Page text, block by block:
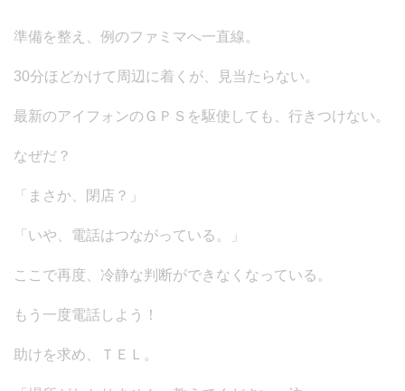
準備を整え、例のファミマへ一直線。
30分ほどかけて周辺に着くが、見当たらない。
最新のアイフォンのＧＰＳを駆使しても、行きつけない。
なぜだ？
「まさか、閉店？」
「いや、電話はつながっている。」
ここで再度、冷静な判断ができなくなっている。
もう一度電話しよう！
助けを求め、ＴＥＬ。